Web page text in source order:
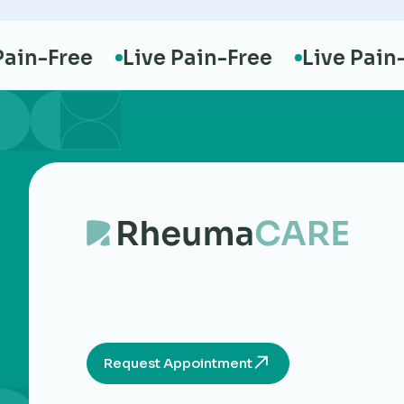
Free Live Pain-Free Live Pain-
Request Appointment